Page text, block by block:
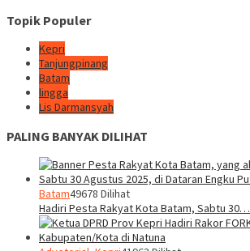
Topik Populer
Kepri
Tanjungpinang
Batam
lingga
Lis Darmansyah
PALING BANYAK DILIHAT
Batam49678 Dilihat
Hadiri Pesta Rakyat Kota Batam, Sabtu 30…